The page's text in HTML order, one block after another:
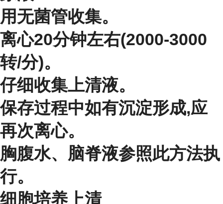
用无菌管收集。
离心20分钟左右(2000-3000
转/分)。
仔细收集上清液。
保存过程中如有沉淀形成,应
再次离心。
胸腹水、脑脊液参照此方法执
行。
细胞培养上清